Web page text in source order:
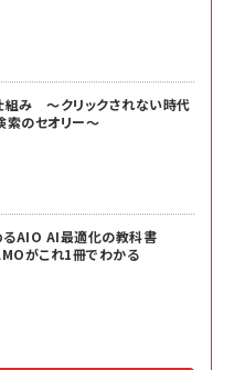
組み ～クリックされない時代
索のセオリー～
るAIO AI最適化の教科書
がこれ1冊でわかる